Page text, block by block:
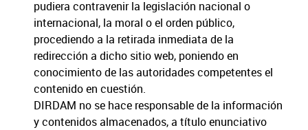
pudiera contravenir la legislación nacional o
internacional, la moral o el orden público,
procediendo a la retirada inmediata de la
redirección a dicho sitio web, poniendo en
conocimiento de las autoridades competentes el
contenido en cuestión.
DIRDAM no se hace responsable de la información
y contenidos almacenados, a título enunciativo